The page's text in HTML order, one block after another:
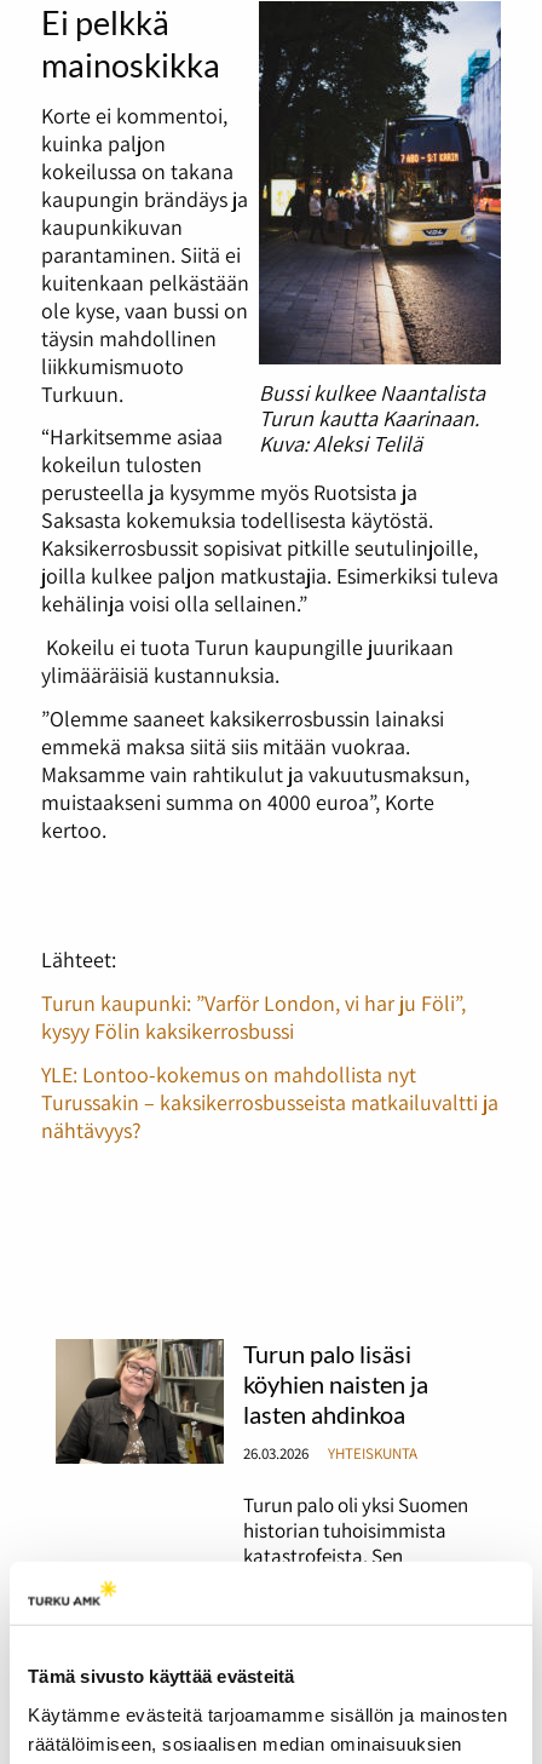
Tämä sivusto käyttää evästeitä
Käytämme evästeitä tarjoamamme sisällön ja mainosten
räätälöimiseen, sosiaalisen median ominaisuuksien
Bussi kulkee Naantalista
Turun kautta Kaarinaan.
Kuva: Aleksi Telilä
Ei pelkkä
mainoskikka
Korte ei kommentoi,
kuinka paljon
kokeilussa on takana
kaupungin brändäys ja
kaupunkikuvan
parantaminen. Siitä ei
kuitenkaan pelkästään
ole kyse, vaan bussi on
täysin mahdollinen
liikkumismuoto
Turkuun.
“Harkitsemme asiaa
kokeilun tulosten
perusteella ja kysymme myös Ruotsista ja
Saksasta kokemuksia todellisesta käytöstä.
Kaksikerrosbussit sopisivat pitkille seutulinjoille,
joilla kulkee paljon matkustajia. Esimerkiksi tuleva
kehälinja voisi olla sellainen.”
Kokeilu ei tuota Turun kaupungille juurikaan
ylimääräisiä kustannuksia.
”Olemme saaneet kaksikerrosbussin lainaksi
emmekä maksa siitä siis mitään vuokraa.
Maksamme vain rahtikulut ja vakuutusmaksun,
muistaakseni summa on 4000 euroa”, Korte
kertoo.
Lähteet:
Turun kaupunki: ”Varför London, vi har ju Föli”,
kysyy Fölin kaksikerrosbussi
YLE: Lontoo-kokemus on mahdollista nyt
Turussakin – kaksikerrosbusseista matkailuvaltti ja
nähtävyys?
Turun palo lisäsi
köyhien naisten ja
lasten ahdinkoa
26.03.2026 YHTEISKUNTA
Turun palo oli yksi Suomen
historian tuhoisimmista
katastrofeista. Sen
rakennuksiin ja
köyhien naisten ja lasten
asema heikkeni entisestään.